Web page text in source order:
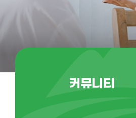
교통여건
커뮤니티